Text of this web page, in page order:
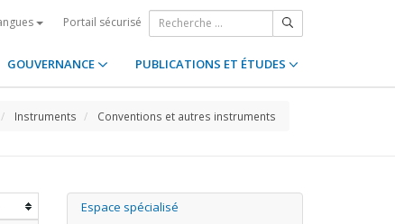
Portail sécurisé
GOUVERNANCE PUBLICATIONS ET ÉTUDES
Instruments Conventions et autres instruments
Espace spécialisé